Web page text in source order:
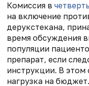
Комиссия в
на включение
дерукстекана,
время обсуждения
популяции
препарат, если
инструкции. В этом
нагрузка на